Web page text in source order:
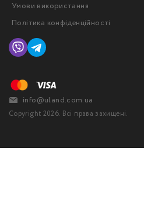
Copyright 2026. Всі права захищені.
Умови використання
Політика конфіденційності
info@uland.com.ua